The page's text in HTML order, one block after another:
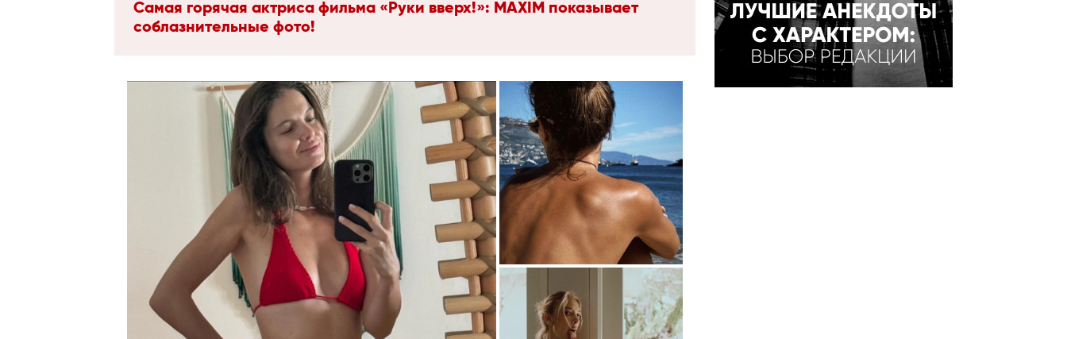
Самая горячая актриса фильма «Руки вверх!»: MAXIM показывает
соблазнительные фото!